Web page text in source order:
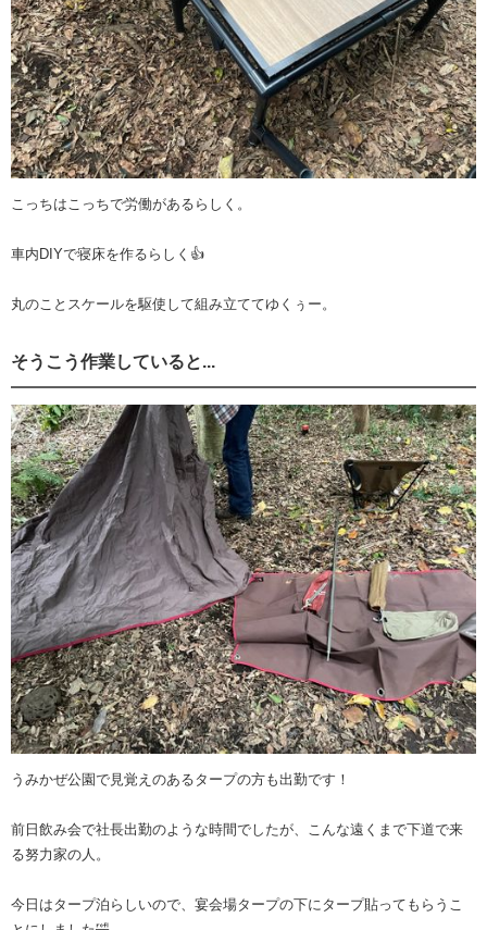
こっちはこっちで労働があるらしく。
車内DIYで寝床を作るらしく👍
丸のことスケールを駆使して組み立ててゆくぅー。
そうこう作業していると...
うみかぜ公園で見覚えのあるタープの方も出勤です！
前日飲み会で社長出勤のような時間でしたが、こんな遠くまで下道で来
る努力家の人。
今日はタープ泊らしいので、宴会場タープの下にタープ貼ってもらうこ